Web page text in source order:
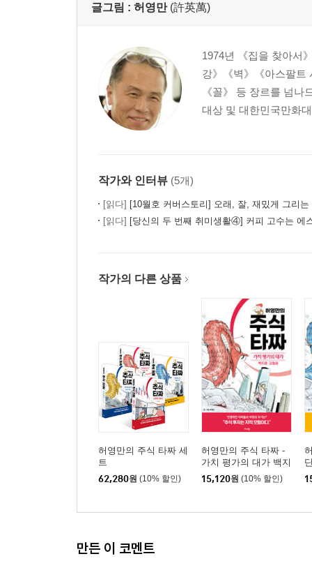
(두당/족발/순대일기/돼지머리/돼지국밥)
(오미자 화채/송편/망둥어/집단 가출/두부의 모든
17권 원조 마산 아귀찜
(어리굴젓/두 번째 식객 여행/대장간의 하루/마산
18권 장 담그는 날
(말날/닭 한 마리/미나리/불고기 그리고 와인/아버
20권 국민주 탄생
21권 가자미식해를 아십니까?
(설날 떡국/호떡/가자미식해/황태/아, 서해안!)
23권 아버지의 꿀단지
(꿀 1kg은 꽃 560만 송이/황포묵/비빔밥 또는 비빌
(학꽁치/김치찜/엿/소갈비/동래파전)
25권 소금의 계절
(키조개/팥칼국수/1122/이바지/소금의 계절)
26권 진수 성찬의 집들이 날
(뼈다귀 해장국/민어/은행/하루 세 가지 맛/집들이)
27권 팔도 냉면 여행기
(진주냉면/승소냉면/평양냉면/함흥냉면/밀면)
각권 부록 취재일기, 그리고 못다 한 이야기들 / 허
글그림 : 허영만 (許英萬)
1974년 《집을 찾아서
강》《벽》《아스팔트
《꼴》 등 장르를 넘
대상 및 대한민국만화
작가와 인터뷰 (5개)
[읽다] [10월호 커버스토리] 오래, 잘, 재밌게 그리는
[읽다] [당신의 두 번째 취미생활④] 커피 고수는 에스프레소만 마실까? -
작가의 다른 상품
허영만의 주식 타짜 세
트
62,280원 (10% 할인)
허영만의 주식 타짜 -
가치 평가의 대가 백지
윤·김철광
15,120원 (10% 할인)
만든 이 코멘트